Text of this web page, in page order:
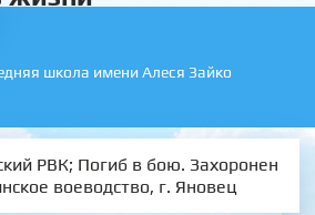
школа имени Алеся Зайко
РВК; Погиб в бою. Захоронен
воеводство, г. Яновец